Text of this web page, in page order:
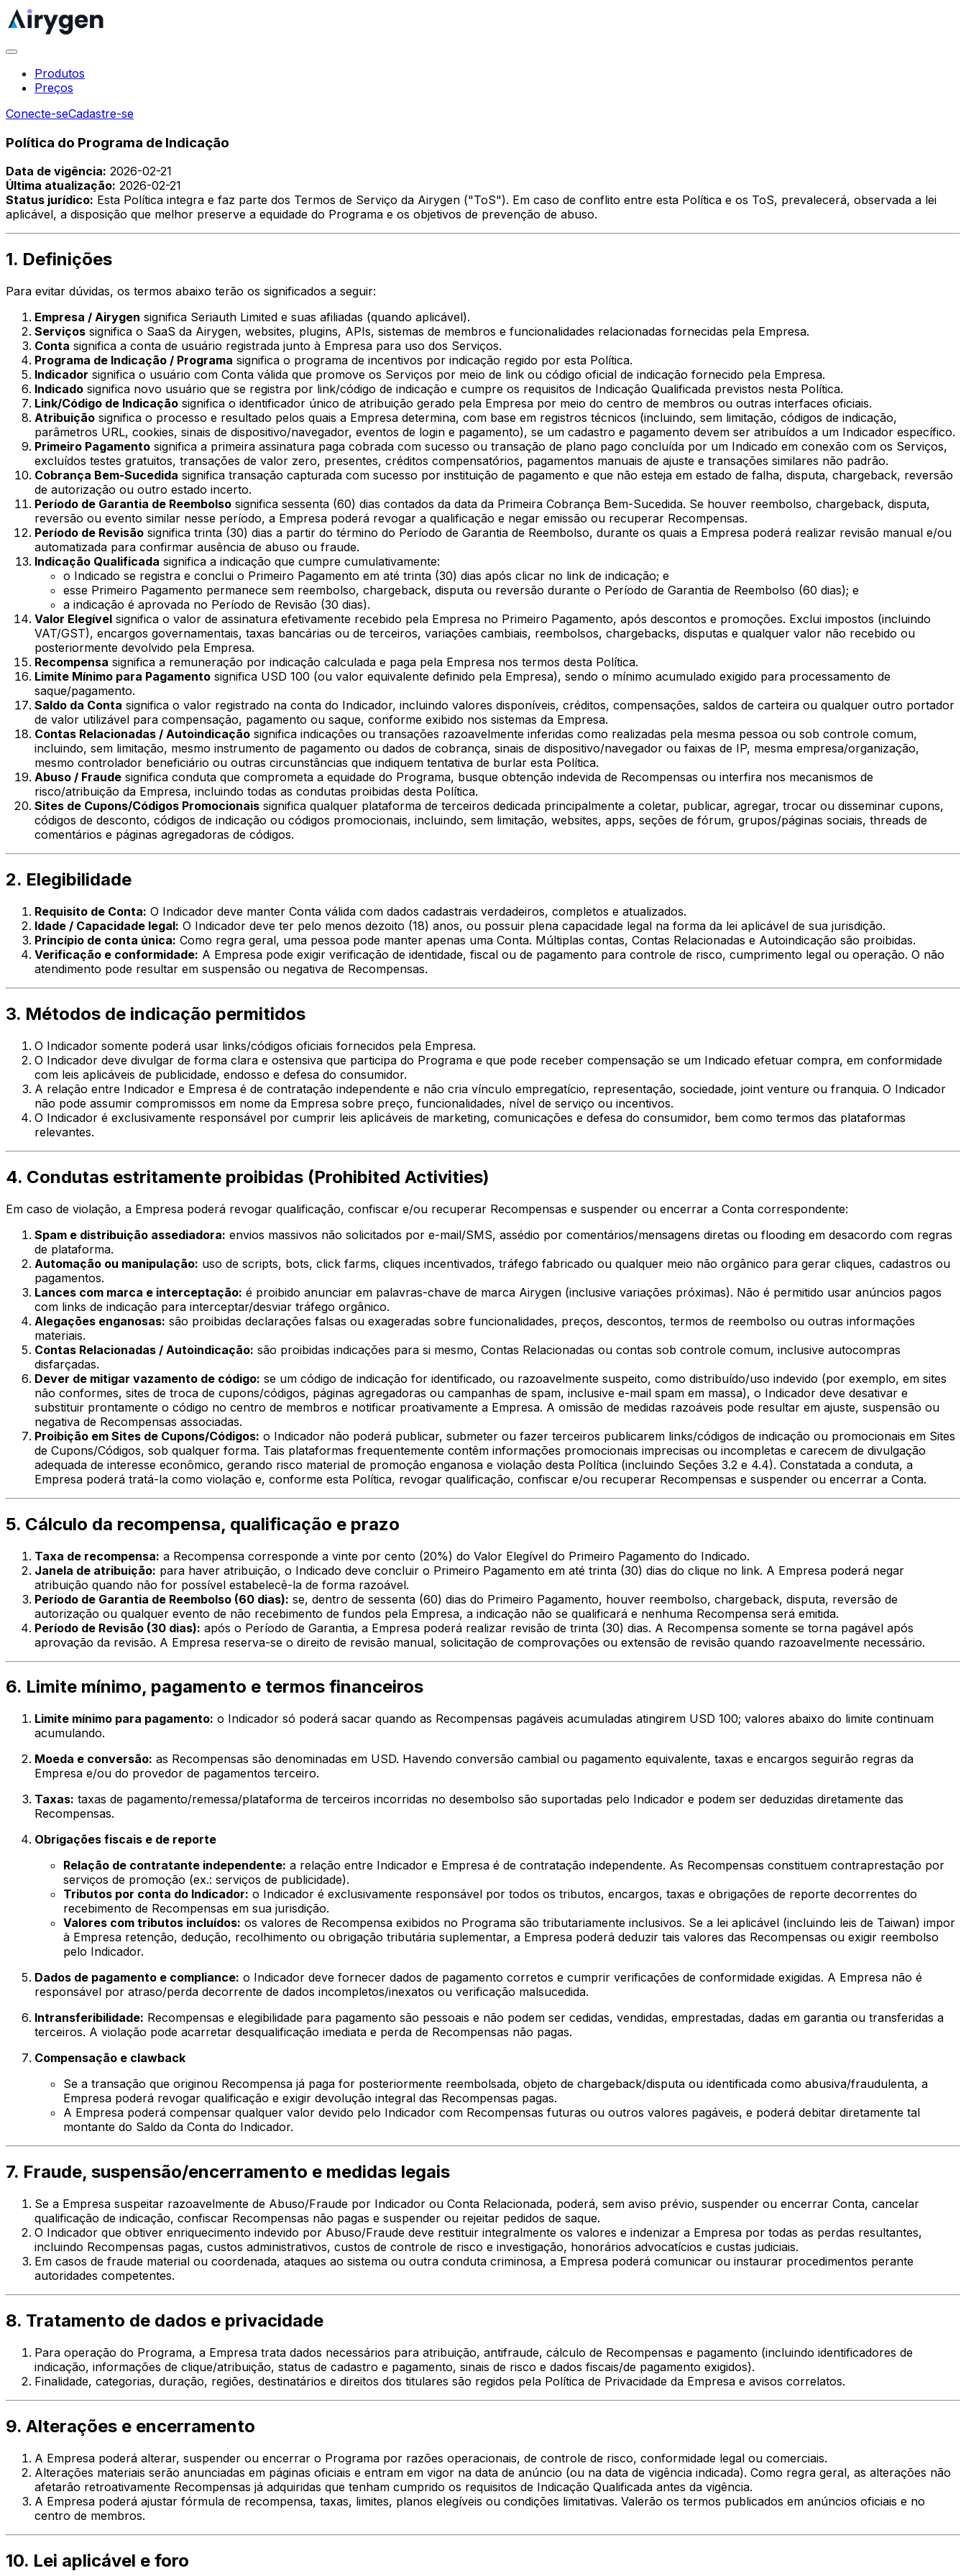
Produtos
Preços
Conecte-seCadastre-se
Política do Programa de Indicação
Data de vigência: 2026-02-21
Última atualização: 2026-02-21
Status jurídico: Esta Política integra e faz parte dos Termos de Serviço da Airygen ("ToS"). Em caso de conflito entre esta Política e os ToS, prevalecerá, observada a lei
aplicável, a disposição que melhor preserve a equidade do Programa e os objetivos de prevenção de abuso.
1. Definições
Para evitar dúvidas, os termos abaixo terão os significados a seguir:
Empresa / Airygen significa Seriauth Limited e suas afiliadas (quando aplicável).
Serviços significa o SaaS da Airygen, websites, plugins, APIs, sistemas de membros e funcionalidades relacionadas fornecidas pela Empresa.
Conta significa a conta de usuário registrada junto à Empresa para uso dos Serviços.
Programa de Indicação / Programa significa o programa de incentivos por indicação regido por esta Política.
Indicador significa o usuário com Conta válida que promove os Serviços por meio de link ou código oficial de indicação fornecido pela Empresa.
Indicado significa novo usuário que se registra por link/código de indicação e cumpre os requisitos de Indicação Qualificada previstos nesta Política.
Link/Código de Indicação significa o identificador único de atribuição gerado pela Empresa por meio do centro de membros ou outras interfaces oficiais.
Atribuição significa o processo e resultado pelos quais a Empresa determina, com base em registros técnicos (incluindo, sem limitação, códigos de indicação,
parâmetros URL, cookies, sinais de dispositivo/navegador, eventos de login e pagamento), se um cadastro e pagamento devem ser atribuídos a um Indicador específico.
Primeiro Pagamento significa a primeira assinatura paga cobrada com sucesso ou transação de plano pago concluída por um Indicado em conexão com os Serviços,
excluídos testes gratuitos, transações de valor zero, presentes, créditos compensatórios, pagamentos manuais de ajuste e transações similares não padrão.
Cobrança Bem-Sucedida significa transação capturada com sucesso por instituição de pagamento e que não esteja em estado de falha, disputa, chargeback, reversão
de autorização ou outro estado incerto.
Período de Garantia de Reembolso significa sessenta (60) dias contados da data da Primeira Cobrança Bem-Sucedida. Se houver reembolso, chargeback, disputa,
reversão ou evento similar nesse período, a Empresa poderá revogar a qualificação e negar emissão ou recuperar Recompensas.
Período de Revisão significa trinta (30) dias a partir do término do Período de Garantia de Reembolso, durante os quais a Empresa poderá realizar revisão manual e/ou
automatizada para confirmar ausência de abuso ou fraude.
Indicação Qualificada significa a indicação que cumpre cumulativamente:
o Indicado se registra e conclui o Primeiro Pagamento em até trinta (30) dias após clicar no link de indicação; e
esse Primeiro Pagamento permanece sem reembolso, chargeback, disputa ou reversão durante o Período de Garantia de Reembolso (60 dias); e
a indicação é aprovada no Período de Revisão (30 dias).
Valor Elegível significa o valor de assinatura efetivamente recebido pela Empresa no Primeiro Pagamento, após descontos e promoções. Exclui impostos (incluindo
VAT/GST), encargos governamentais, taxas bancárias ou de terceiros, variações cambiais, reembolsos, chargebacks, disputas e qualquer valor não recebido ou
posteriormente devolvido pela Empresa.
Recompensa significa a remuneração por indicação calculada e paga pela Empresa nos termos desta Política.
Limite Mínimo para Pagamento significa USD 100 (ou valor equivalente definido pela Empresa), sendo o mínimo acumulado exigido para processamento de
saque/pagamento.
Saldo da Conta significa o valor registrado na conta do Indicador, incluindo valores disponíveis, créditos, compensações, saldos de carteira ou qualquer outro portador
de valor utilizável para compensação, pagamento ou saque, conforme exibido nos sistemas da Empresa.
Contas Relacionadas / Autoindicação significa indicações ou transações razoavelmente inferidas como realizadas pela mesma pessoa ou sob controle comum,
incluindo, sem limitação, mesmo instrumento de pagamento ou dados de cobrança, sinais de dispositivo/navegador ou faixas de IP, mesma empresa/organização,
mesmo controlador beneficiário ou outras circunstâncias que indiquem tentativa de burlar esta Política.
Abuso / Fraude significa conduta que comprometa a equidade do Programa, busque obtenção indevida de Recompensas ou interfira nos mecanismos de
risco/atribuição da Empresa, incluindo todas as condutas proibidas desta Política.
Sites de Cupons/Códigos Promocionais significa qualquer plataforma de terceiros dedicada principalmente a coletar, publicar, agregar, trocar ou disseminar cupons,
códigos de desconto, códigos de indicação ou códigos promocionais, incluindo, sem limitação, websites, apps, seções de fórum, grupos/páginas sociais, threads de
comentários e páginas agregadoras de códigos.
2. Elegibilidade
Requisito de Conta: O Indicador deve manter Conta válida com dados cadastrais verdadeiros, completos e atualizados.
Idade / Capacidade legal: O Indicador deve ter pelo menos dezoito (18) anos, ou possuir plena capacidade legal na forma da lei aplicável de sua jurisdição.
Princípio de conta única: Como regra geral, uma pessoa pode manter apenas uma Conta. Múltiplas contas, Contas Relacionadas e Autoindicação são proibidas.
Verificação e conformidade: A Empresa pode exigir verificação de identidade, fiscal ou de pagamento para controle de risco, cumprimento legal ou operação. O não
atendimento pode resultar em suspensão ou negativa de Recompensas.
3. Métodos de indicação permitidos
O Indicador somente poderá usar links/códigos oficiais fornecidos pela Empresa.
O Indicador deve divulgar de forma clara e ostensiva que participa do Programa e que pode receber compensação se um Indicado efetuar compra, em conformidade
com leis aplicáveis de publicidade, endosso e defesa do consumidor.
A relação entre Indicador e Empresa é de contratação independente e não cria vínculo empregatício, representação, sociedade, joint venture ou franquia. O Indicador
não pode assumir compromissos em nome da Empresa sobre preço, funcionalidades, nível de serviço ou incentivos.
O Indicador é exclusivamente responsável por cumprir leis aplicáveis de marketing, comunicações e defesa do consumidor, bem como termos das plataformas
relevantes.
4. Condutas estritamente proibidas (Prohibited Activities)
Em caso de violação, a Empresa poderá revogar qualificação, confiscar e/ou recuperar Recompensas e suspender ou encerrar a Conta correspondente:
Spam e distribuição assediadora: envios massivos não solicitados por e-mail/SMS, assédio por comentários/mensagens diretas ou flooding em desacordo com regras
de plataforma.
Automação ou manipulação: uso de scripts, bots, click farms, cliques incentivados, tráfego fabricado ou qualquer meio não orgânico para gerar cliques, cadastros ou
pagamentos.
Lances com marca e interceptação: é proibido anunciar em palavras-chave de marca Airygen (inclusive variações próximas). Não é permitido usar anúncios pagos
com links de indicação para interceptar/desviar tráfego orgânico.
Alegações enganosas: são proibidas declarações falsas ou exageradas sobre funcionalidades, preços, descontos, termos de reembolso ou outras informações
materiais.
Contas Relacionadas / Autoindicação: são proibidas indicações para si mesmo, Contas Relacionadas ou contas sob controle comum, inclusive autocompras
disfarçadas.
Dever de mitigar vazamento de código: se um código de indicação for identificado, ou razoavelmente suspeito, como distribuído/uso indevido (por exemplo, em sites
não conformes, sites de troca de cupons/códigos, páginas agregadoras ou campanhas de spam, inclusive e-mail spam em massa), o Indicador deve desativar e
substituir prontamente o código no centro de membros e notificar proativamente a Empresa. A omissão de medidas razoáveis pode resultar em ajuste, suspensão ou
negativa de Recompensas associadas.
Proibição em Sites de Cupons/Códigos: o Indicador não poderá publicar, submeter ou fazer terceiros publicarem links/códigos de indicação ou promocionais em Sites
de Cupons/Códigos, sob qualquer forma. Tais plataformas frequentemente contêm informações promocionais imprecisas ou incompletas e carecem de divulgação
adequada de interesse econômico, gerando risco material de promoção enganosa e violação desta Política (incluindo Seções 3.2 e 4.4). Constatada a conduta, a
Empresa poderá tratá-la como violação e, conforme esta Política, revogar qualificação, confiscar e/ou recuperar Recompensas e suspender ou encerrar a Conta.
5. Cálculo da recompensa, qualificação e prazo
Taxa de recompensa: a Recompensa corresponde a vinte por cento (20%) do Valor Elegível do Primeiro Pagamento do Indicado.
Janela de atribuição: para haver atribuição, o Indicado deve concluir o Primeiro Pagamento em até trinta (30) dias do clique no link. A Empresa poderá negar
atribuição quando não for possível estabelecê-la de forma razoável.
Período de Garantia de Reembolso (60 dias): se, dentro de sessenta (60) dias do Primeiro Pagamento, houver reembolso, chargeback, disputa, reversão de
autorização ou qualquer evento de não recebimento de fundos pela Empresa, a indicação não se qualificará e nenhuma Recompensa será emitida.
Período de Revisão (30 dias): após o Período de Garantia, a Empresa poderá realizar revisão de trinta (30) dias. A Recompensa somente se torna pagável após
aprovação da revisão. A Empresa reserva-se o direito de revisão manual, solicitação de comprovações ou extensão de revisão quando razoavelmente necessário.
6. Limite mínimo, pagamento e termos financeiros
Limite mínimo para pagamento: o Indicador só poderá sacar quando as Recompensas pagáveis acumuladas atingirem USD 100; valores abaixo do limite continuam
acumulando.
Moeda e conversão: as Recompensas são denominadas em USD. Havendo conversão cambial ou pagamento equivalente, taxas e encargos seguirão regras da
Empresa e/ou do provedor de pagamentos terceiro.
Taxas: taxas de pagamento/remessa/plataforma de terceiros incorridas no desembolso são suportadas pelo Indicador e podem ser deduzidas diretamente das
Recompensas.
Obrigações fiscais e de reporte
Relação de contratante independente: a relação entre Indicador e Empresa é de contratação independente. As Recompensas constituem contraprestação por
serviços de promoção (ex.: serviços de publicidade).
Tributos por conta do Indicador: o Indicador é exclusivamente responsável por todos os tributos, encargos, taxas e obrigações de reporte decorrentes do
recebimento de Recompensas em sua jurisdição.
Valores com tributos incluídos: os valores de Recompensa exibidos no Programa são tributariamente inclusivos. Se a lei aplicável (incluindo leis de Taiwan) impor
à Empresa retenção, dedução, recolhimento ou obrigação tributária suplementar, a Empresa poderá deduzir tais valores das Recompensas ou exigir reembolso
pelo Indicador.
Dados de pagamento e compliance: o Indicador deve fornecer dados de pagamento corretos e cumprir verificações de conformidade exigidas. A Empresa não é
responsável por atraso/perda decorrente de dados incompletos/inexatos ou verificação malsucedida.
Intransferibilidade: Recompensas e elegibilidade para pagamento são pessoais e não podem ser cedidas, vendidas, emprestadas, dadas em garantia ou transferidas a
terceiros. A violação pode acarretar desqualificação imediata e perda de Recompensas não pagas.
Compensação e clawback
Se a transação que originou Recompensa já paga for posteriormente reembolsada, objeto de chargeback/disputa ou identificada como abusiva/fraudulenta, a
Empresa poderá revogar qualificação e exigir devolução integral das Recompensas pagas.
A Empresa poderá compensar qualquer valor devido pelo Indicador com Recompensas futuras ou outros valores pagáveis, e poderá debitar diretamente tal
montante do Saldo da Conta do Indicador.
7. Fraude, suspensão/encerramento e medidas legais
Se a Empresa suspeitar razoavelmente de Abuso/Fraude por Indicador ou Conta Relacionada, poderá, sem aviso prévio, suspender ou encerrar Conta, cancelar
qualificação de indicação, confiscar Recompensas não pagas e suspender ou rejeitar pedidos de saque.
O Indicador que obtiver enriquecimento indevido por Abuso/Fraude deve restituir integralmente os valores e indenizar a Empresa por todas as perdas resultantes,
incluindo Recompensas pagas, custos administrativos, custos de controle de risco e investigação, honorários advocatícios e custas judiciais.
Em casos de fraude material ou coordenada, ataques ao sistema ou outra conduta criminosa, a Empresa poderá comunicar ou instaurar procedimentos perante
autoridades competentes.
8. Tratamento de dados e privacidade
Para operação do Programa, a Empresa trata dados necessários para atribuição, antifraude, cálculo de Recompensas e pagamento (incluindo identificadores de
indicação, informações de clique/atribuição, status de cadastro e pagamento, sinais de risco e dados fiscais/de pagamento exigidos).
Finalidade, categorias, duração, regiões, destinatários e direitos dos titulares são regidos pela Política de Privacidade da Empresa e avisos correlatos.
9. Alterações e encerramento
A Empresa poderá alterar, suspender ou encerrar o Programa por razões operacionais, de controle de risco, conformidade legal ou comerciais.
Alterações materiais serão anunciadas em páginas oficiais e entram em vigor na data de anúncio (ou na data de vigência indicada). Como regra geral, as alterações não
afetarão retroativamente Recompensas já adquiridas que tenham cumprido os requisitos de Indicação Qualificada antes da vigência.
A Empresa poderá ajustar fórmula de recompensa, taxas, limites, planos elegíveis ou condições limitativas. Valerão os termos publicados em anúncios oficiais e no
centro de membros.
10. Lei aplicável e foro